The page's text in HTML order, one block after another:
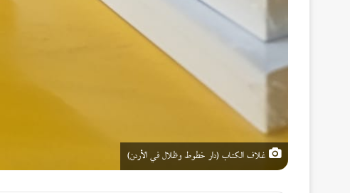
غلاف الكتاب (دار خطوط وظلال في الأردن)